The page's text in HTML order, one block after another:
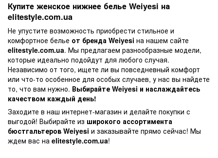
Купите женское нижнее белье Weiyesi на
elitestyle.com.ua
Не упустите возможность приобрести стильное и
комфортное белье от бренда Weiyesi на нашем сайте
elitestyle.com.ua. Мы предлагаем разнообразные модели,
которые идеально подойдут для любого случая.
Независимо от того, ищете ли вы повседневный комфорт
или что-то особенное для особых случаев, у нас вы найдете
то, что вам нужно. Выбирайте Weiyesi и наслаждайтесь
качеством каждый день!
Заходите в наш интернет-магазин и делайте покупки с
выгодой! Выбирайте из широкого ассортимента
бюстгальтеров Weiyesi и заказывайте прямо сейчас! Мы
ждем вас на elitestyle.com.ua!